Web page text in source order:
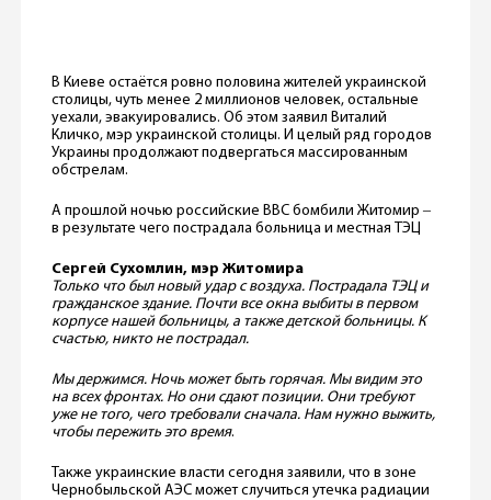
В Киеве остаётся ровно половина жителей украинской
столицы, чуть менее 2 миллионов человек, остальные
уехали, эвакуировались. Об этом заявил Виталий
Кличко, мэр украинской столицы. И целый ряд городов
Украины продолжают подвергаться массированным
обстрелам.
А прошлой ночью российские ВВС бомбили Житомир ‒
в результате чего пострадала больница и местная ТЭЦ
Сергей Сухомлин, мэр Житомира
Только что был новый удар с воздуха. Пострадала ТЭЦ и
гражданское здание. Почти все окна выбиты в первом
корпусе нашей больницы, а также детской больницы. К
счастью, никто не пострадал.
Мы держимся. Ночь может быть горячая. Мы видим это
на всех фронтах. Но они сдают позиции. Они требуют
уже не того, чего требовали сначала. Нам нужно выжить,
чтобы пережить это время.
Также украинские власти сегодня заявили, что в зоне
Чернобыльской АЭС может случиться утечка радиации